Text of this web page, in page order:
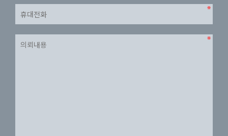
- 보존 기간 : 3개월